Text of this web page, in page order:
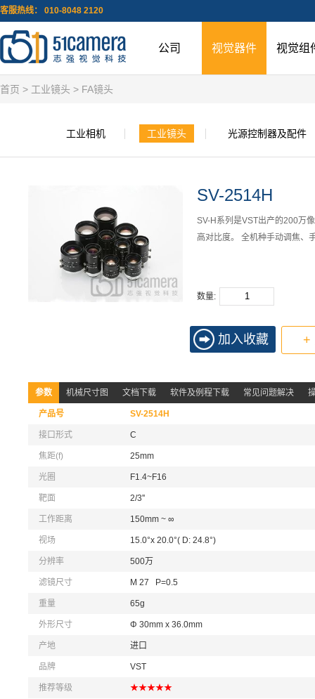
客服热线： 010-8048 2120
公司 视觉器件 视觉组
首页 > 工业镜头 > FA镜头
工业相机 工业镜头 光源控制器及配件
SV-2514H
SV-H系列是VST出产的200万
高对比度。 全机种手动调焦、
数量:
加入收藏 +
参数 机械尺寸图 文档下载 软件及例程下载 常见问题解决
产品号 SV-2514H
接口形式 C
焦距(f) 25mm
光圈 F1.4~F16
靶面 2/3''
工作距离 150mm ~ ∞
视场 15.0°x 20.0°( D: 24.8°)
分辨率 500万
滤镜尺寸 M 27 P=0.5
重量 65g
外形尺寸 Φ 30mm x 36.0mm
产地 进口
品牌 VST
推荐等级 ★★★★★